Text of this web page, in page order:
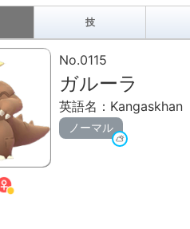
技
No.0115
ガルーラ
英語名：Kangaskhan
ノーマル